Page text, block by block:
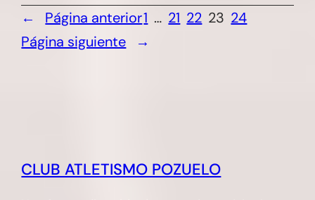
← Página anterior1 … 21 22 23 24
Página siguiente
→
CLUB ATLETISMO POZUELO